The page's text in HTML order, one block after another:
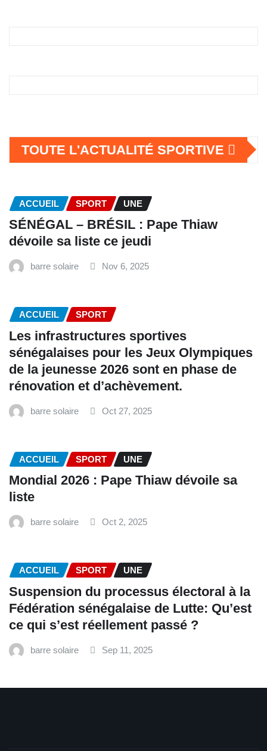
TOUTE L'ACTUALITÉ SPORTIVE
ACCUEIL SPORT UNE
SÉNÉGAL – BRÉSIL : Pape Thiaw
dévoile sa liste ce jeudi
barre solaire Nov 6, 2025
ACCUEIL SPORT
Les infrastructures sportives
sénégalaises pour les Jeux Olympiques
de la jeunesse 2026 sont en phase de
rénovation et d’achèvement.
barre solaire Oct 27, 2025
ACCUEIL SPORT UNE
Mondial 2026 : Pape Thiaw dévoile sa
liste
barre solaire Oct 2, 2025
ACCUEIL SPORT UNE
‎Suspension du processus électoral à la
Fédération sénégalaise de Lutte: Qu’est
ce qui s’est réellement passé ? ‎‎
barre solaire Sep 11, 2025